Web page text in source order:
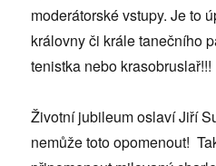
moderátorské vstupy. Je to
královny či krále tanečního
tenistka nebo krasobruslař!!!
Životní jubileum oslaví Jiří
nemůže toto opomenout!